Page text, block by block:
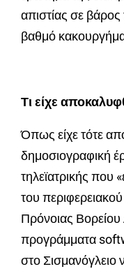
απιστίας σε
βαθμό
Τι είχε
Όπως είχε τότε
δημοσιογραφική
τηλεϊατρικής που
του
Πρόνοιας
προγράμματα
στο Σισμανόγλειο